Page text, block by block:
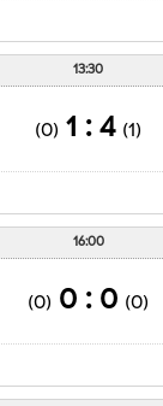
13:30
(1)
4 : 1
(0)
16:00
(0)
0 : 0
(0)